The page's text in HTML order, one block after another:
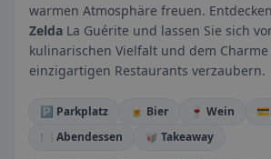
warmen Atmosphäre freuen.
Zelda La Guérite und lassen Sie sich
kulinarischen Vielfalt und dem Charme
einzigartigen Restaurants verzaubern.
🅿️ Parkplatz 🍺 Bier 🍷 Wein
🍽️ Abendessen
🥡 Takeaway